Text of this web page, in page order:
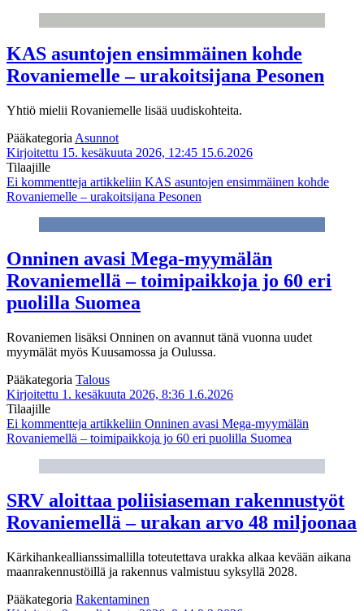
KAS asuntojen ensimmäinen kohde
Rovaniemelle – urakoitsijana Pesonen
Yhtiö mielii Rovaniemelle lisää uudiskohteita.
Pääkategoria Asunnot
Kirjoitettu 15. kesäkuuta 2026, 12:45 15.6.2026
Tilaajille
Ei kommentteja artikkeliin KAS asuntojen ensimmäinen kohde
Rovaniemelle – urakoitsijana Pesonen
Onninen avasi Mega-myymälän
Rovaniemellä – toimipaikkoja jo 60 eri
puolilla Suomea
Rovaniemen lisäksi Onninen on avannut tänä vuonna uudet
myymälät myös Kuusamossa ja Oulussa.
Pääkategoria Talous
Kirjoitettu 1. kesäkuuta 2026, 8:36 1.6.2026
Tilaajille
Ei kommentteja artikkeliin Onninen avasi Mega-myymälän
Rovaniemellä – toimipaikkoja jo 60 eri puolilla Suomea
SRV aloittaa poliisiaseman rakennustyöt
Rovaniemellä – urakan arvo 48 miljoonaa
Kärkihankeallianssimallilla toteutettava urakka alkaa kevään aikana
maanrakennustöillä ja rakennus valmistuu syksyllä 2028.
Pääkategoria Rakentaminen